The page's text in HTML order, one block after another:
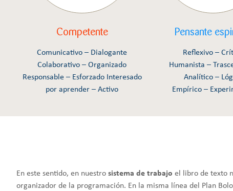
Competente
Comunicativo – Dialogante
Colaborativo – Organizado
Responsable – Esforzado Interesado
por aprender – Activo
Pensante
Reflexivo –
Humanista –
Analítico –
Empírico –
En este sentido, en nuestro sistema de trabajo el libro de texto
organizador de la programación. En la misma línea del Plan